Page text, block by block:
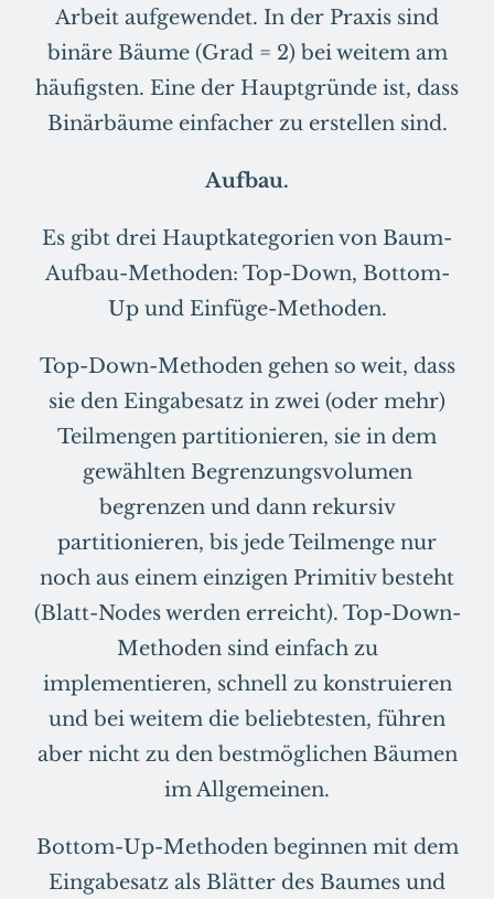
Arbeit aufgewendet. In der Praxis sind
binäre Bäume (Grad = 2) bei weitem am
häufigsten. Eine der Hauptgründe ist, dass
Binärbäume einfacher zu erstellen sind.
Aufbau.
Es gibt drei Hauptkategorien von Baum-
Aufbau-Methoden: Top-Down, Bottom-
Up und Einfüge-Methoden.
Top-Down-Methoden gehen so weit, dass
sie den Eingabesatz in zwei (oder mehr)
Teilmengen partitionieren, sie in dem
gewählten Begrenzungsvolumen
begrenzen und dann rekursiv
partitionieren, bis jede Teilmenge nur
noch aus einem einzigen Primitiv besteht
(Blatt-Nodes werden erreicht). Top-Down-
Methoden sind einfach zu
implementieren, schnell zu konstruieren
und bei weitem die beliebtesten, führen
aber nicht zu den bestmöglichen Bäumen
im Allgemeinen.
Bottom-Up-Methoden beginnen mit dem
Eingabesatz als Blätter des Baumes und